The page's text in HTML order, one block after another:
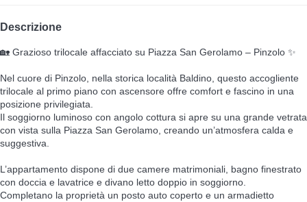
Descrizione
🏡 Grazioso trilocale affacciato su Piazza San Gerolamo – Pinzolo ✨
Nel cuore di Pinzolo, nella storica località Baldino, questo accogliente
trilocale al primo piano con ascensore offre comfort e fascino in una
posizione privilegiata.
Il soggiorno luminoso con angolo cottura si apre su una grande vetrata
con vista sulla Piazza San Gerolamo, creando un’atmosfera calda e
suggestiva.
L’appartamento dispone di due camere matrimoniali, bagno finestrato
con doccia e lavatrice e divano letto doppio in soggiorno.
Completano la proprietà un posto auto coperto e un armadietto